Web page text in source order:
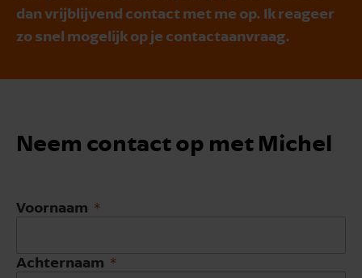
dan vrijblijvend contact met me op. Ik reageer
zo snel mogelijk op je contactaanvraag.
Neem contact op met Michel
Voornaam
Achternaam